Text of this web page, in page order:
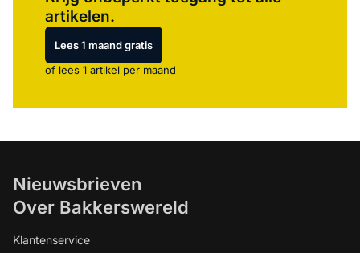
artikelen.
Lees 1 maand gratis
of lees 1 artikel per maand
Nieuwsbrieven
Over Bakkerswereld
Klantenservice